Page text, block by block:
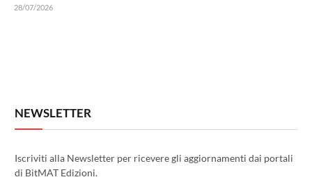
28/07/2026
NEWSLETTER
Iscriviti alla Newsletter per ricevere gli aggiornamenti dai portali
di BitMAT Edizioni.